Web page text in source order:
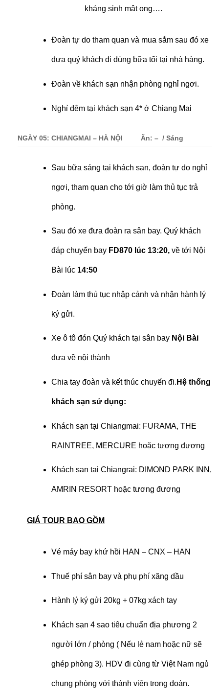
kháng sinh mật ong….
Đoàn tự do tham quan và mua sắm sau đó xe
đưa quý khách đi dùng bữa tối tại nhà hàng.
Đoàn về khách sạn nhận phòng nghỉ ngơi.
Nghỉ đêm tại khách sạn 4* ở Chiang Mai
NGÀY 05: CHIANGMAI – HÀ NỘI Ăn: – / Sáng
Sau bữa sáng tại khách sạn, đoàn tự do nghỉ
ngơi, tham quan cho tới giờ làm thủ tục trả
phòng.
Sau đó xe đưa đoàn ra sân bay. Quý khách
đáp chuyến bay FD870 lúc 13:20, về tới Nội
Bài lúc14:50
Đoàn làm thủ tục nhập cảnh và nhận hành lý
ký gửi.
Xe ô tô đón Quý khách tại sân bay Nội Bài
đưa về nội thành
Chia tay đoàn và kết thúc chuyến đi. Hệ thống
khách sạn sử dụng:
Khách sạn tại Chiangmai: FURAMA, THE
RAINTREE, MERCURE hoặc tương đương
Khách sạn tại Chiangrai: DIMOND PARK INN,
AMRIN RESORT hoặc tương đương
GIÁ TOUR BAO GỒM
Vé máy bay khứ hồi HAN – CNX – HAN
Thuế phí sân bay và phụ phí xăng dầu
Hành lý ký gửi 20kg + 07kg xách tay
Khách sạn 4 sao tiêu chuẩn địa phương 2
người lớn / phòng ( Nếu lẻ nam hoặc nữ sẽ
ghép phòng 3). HDV đi cùng từ Việt Nam ngủ
chung phòng với thành viên trong đoàn.